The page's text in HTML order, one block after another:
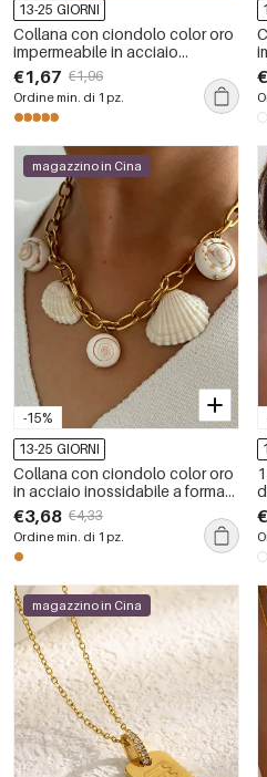
13-25 GIORNI
Collana con ciondolo color oro
impermeabile in acciaio
inossidabile a forma di pesce, 1
pezzo
€1,67 €1,96
Ordine min. di 1 pz.
-15%
magazzino in Cina
13-25 GIORNI
Collana con ciondolo color oro
in acciaio inossidabile a forma
di conchiglia, 1 pezzo
€3,68 €4,33
Ordine min. di 1 pz.
magazzino in Cina